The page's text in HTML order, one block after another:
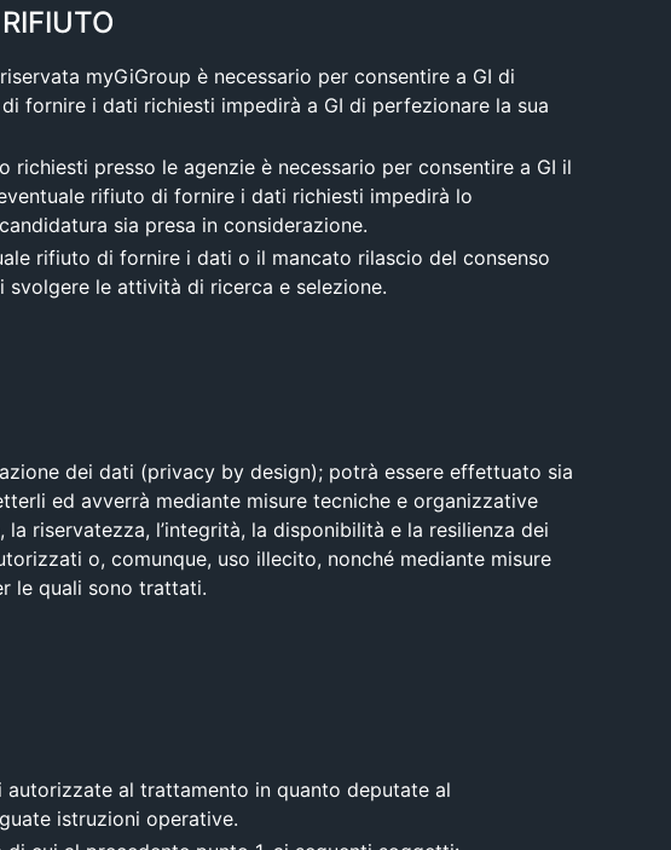
myGiGroup è necessario per consentire a GI di
fornire i dati richiesti impedirà a GI di perfezionare la sua
presso le agenzie è necessario per consentire a GI il
rifiuto di fornire i dati richiesti impedirà lo
sia presa in considerazione.
rifiuto di fornire i dati o il mancato rilascio del consenso
svolgere le attività di ricerca e selezione.
dei dati (privacy by design); potrà essere effettuato sia
ed avverrà mediante misure tecniche e organizzative
riservatezza, l’integrità, la disponibilità e la resilienza dei
o, comunque, uso illecito, nonché mediante misure
le quali sono trattati.
al trattamento in quanto deputate al
istruzioni operative.